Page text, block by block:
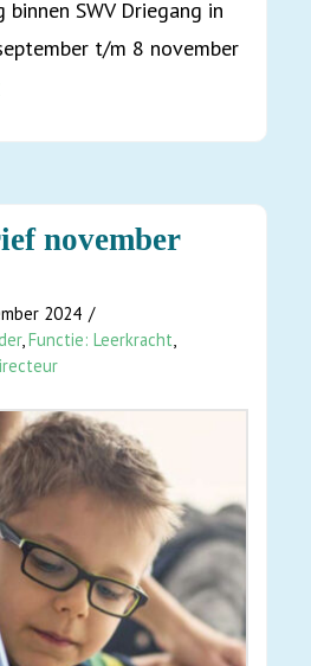
SWV Driegang in
t/m 8 november
november
2024
,Functie: Leerkracht